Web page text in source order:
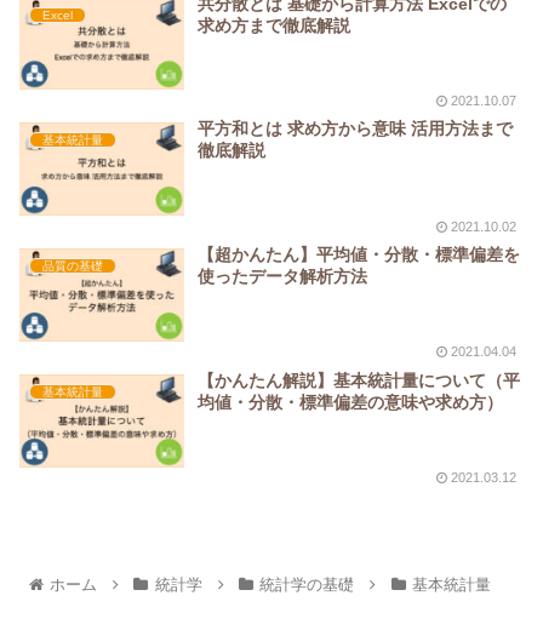
Excel
共分散とは 基礎から計算方法 Excelでの
求め方まで徹底解説
2021.10.07
基本統計量
平方和とは 求め方から意味 活用方法まで
徹底解説
2021.10.02
品質の基礎
【超かんたん】平均値・分散・標準偏差を
使ったデータ解析方法
2021.04.04
基本統計量
【かんたん解説】基本統計量について（平
均値・分散・標準偏差の意味や求め方）
2021.03.12
ホーム 統計学 統計学の基礎 基本統計量